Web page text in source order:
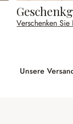
Verschenken Sie
Unsere